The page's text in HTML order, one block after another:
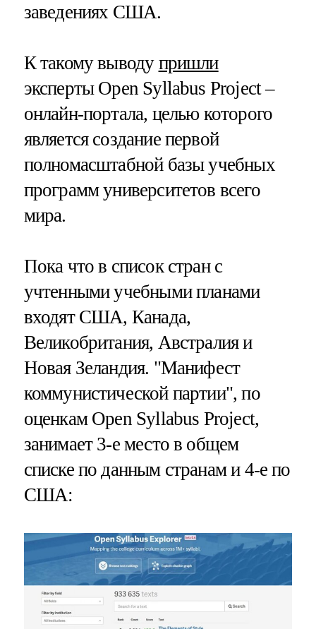
заведениях США.
К такому выводу пришли
эксперты Open Syllabus Project –
онлайн-портала, целью которого
является создание первой
полномасштабной базы учебных
программ университетов всего
мира.
Пока что в список стран с
учтенными учебными планами
входят США, Канада,
Великобритания, Австралия и
Новая Зеландия. "Манифест
коммунистической партии", по
оценкам Open Syllabus Project,
занимает 3-е место в общем
списке по данным странам и 4-е по
США: